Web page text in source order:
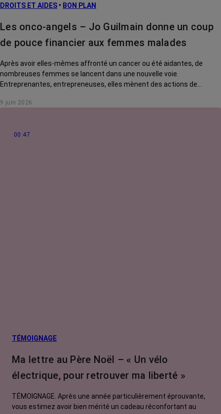
Traitements
La vie autour
DROITS ET AIDES • BON PLAN
Les onco-angels – Jo Guilmain donne un coup
de pouce financier aux femmes malades
Après avoir elles-mêmes affronté un cancer ou été aidantes, de
nombreuses femmes se lancent dans une nouvelle voie.
Entreprenantes, entrepreneuses, elles mènent des actions de
Jo Guilmain, créatrice de l'association Mes amis, mes amours.
9 juin 2026
00:47
TÉMOIGNAGE
Ma lettre au Père Noël – « Un vélo
électrique, pour retrouver ma liberté »
TÉMOIGNAGE. Après une année particulièrement éprouvante,
vous estimez avoir bien mérité un cadeau réconfortant au